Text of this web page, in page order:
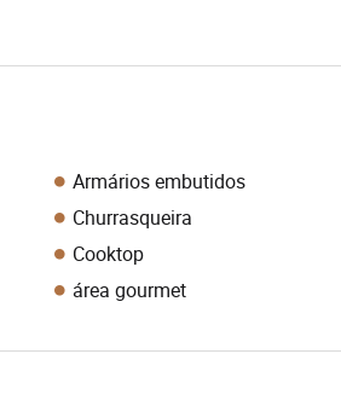
Armários embutidos
Churrasqueira
Cooktop
área gourmet